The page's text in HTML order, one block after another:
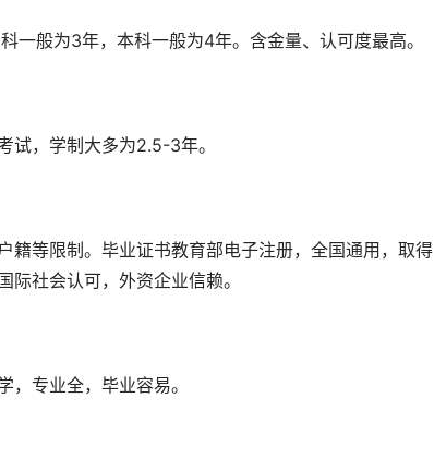
一般为3年，本科一般为4年。含金量、认可度最高。
试，学制大多为2.5-3年。
籍等限制。毕业证书教育部电子注册，全国通用，取得
社会认可，外资企业信赖。
专业全，毕业容易。